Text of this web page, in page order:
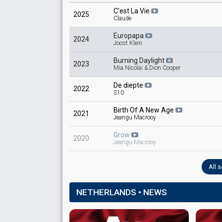
2025 C'est La Vie
Claude
2024 Europapa
Joost Klein
2023 Burning Daylight
Mia Nicolai & Dion Cooper
2022 De diepte
S10
2021 Birth Of A New Age
Jeangu Macrooy
2020 Grow
Jeangu Macrooy
All
NETHERLANDS • NEWS